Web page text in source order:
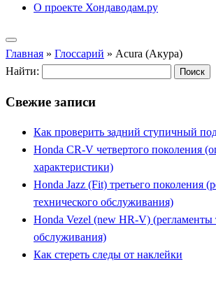
О проекте Хондаводам.ру
Главная » Глоссарий » Acura (Акура)
Найти:
Свежие записи
Как проверить задний ступичный
Honda CR-V четвертого поколения
характеристики)
Honda Jazz (Fit) третьего поколения
технического обслуживания)
Honda Vezel (new HR-V) (регламенты
обслуживания)
Как стереть следы от наклейки